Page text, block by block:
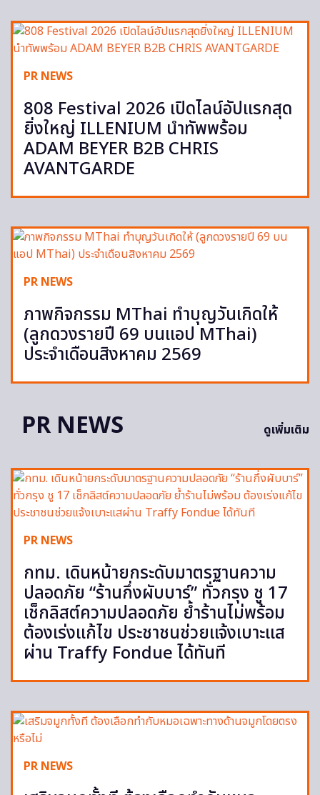
PR NEWS
808 Festival 2026 เปิดไลน์อัปแรกสุด
ยิ่งใหญ่ ILLENIUM นำทัพพร้อม
ADAM BEYER B2B CHRIS
AVANTGARDE
PR NEWS
ภาพกิจกรรม MThai ทำบุญวันเกิดให้
(ลูกดวงรายปี 69 บนแอป MThai)
ประจำเดือนสิงหาคม 2569
PR NEWS ดูเพิ่มเติม
PR NEWS
กทม. เดินหน้ายกระดับมาตรฐานความ
ปลอดภัย “ร้านกึ่งผับบาร์” ทั่วกรุง ชู 17
เช็กลิสต์ความปลอดภัย ย้ำร้านไม่พร้อม
ต้องเร่งแก้ไข ประชาชนช่วยแจ้งเบาะแส
ผ่าน Traffy Fondue ได้ทันที
PR NEWS